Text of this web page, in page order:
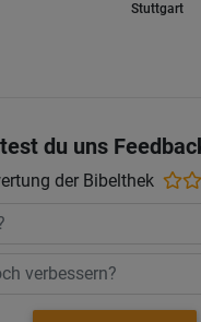
Stuttgart
du uns
der Bibelthek